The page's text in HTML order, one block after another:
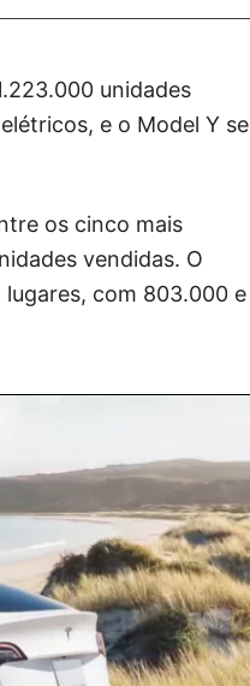
unidades
e o Model Y se
os cinco mais
vendidas. O
com 803.000 e